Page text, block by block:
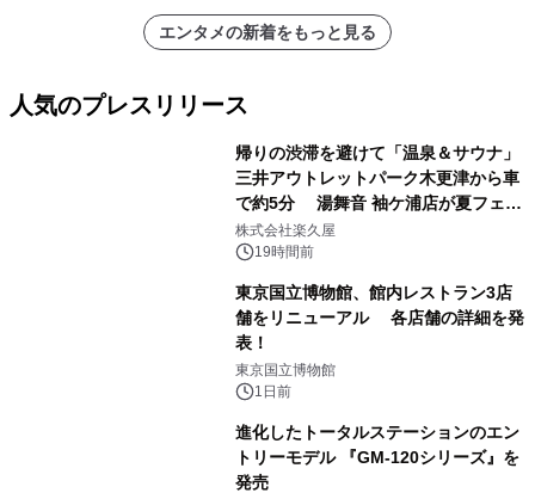
エンタメの新着をもっと見る
人気のプレスリリース
帰りの渋滞を避けて「温泉＆サウナ」
三井アウトレットパーク木更津から車
で約5分 湯舞音 袖ケ浦店が夏フェア
メニューを提供
株式会社楽久屋
19時間前
東京国立博物館、館内レストラン3店
舗をリニューアル 各店舗の詳細を発
表！
東京国立博物館
1日前
進化したトータルステーションのエン
トリーモデル 『GM-120シリーズ』を
発売